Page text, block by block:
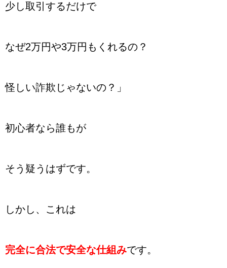
少し取引するだけで
なぜ2万円や3万円もくれるの？
怪しい詐欺じゃないの？」
初心者なら誰もが
そう疑うはずです。
しかし、これは
完全に合法で安全な仕組みです。